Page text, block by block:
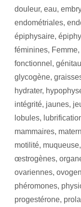
douleur, eau,
endométriales,
épiphysaire,
féminines, Femme,
fonctionnel ,
glycogène,
hydrater,
intégrité, jaunes,
lobules,
mammaires,
motilité, muqueuse,
œstrogènes,
ovariennes,
phéromones,
progestérone,